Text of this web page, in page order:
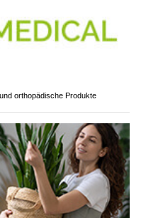
orthopädische Produkte